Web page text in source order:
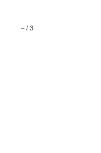
– / 3